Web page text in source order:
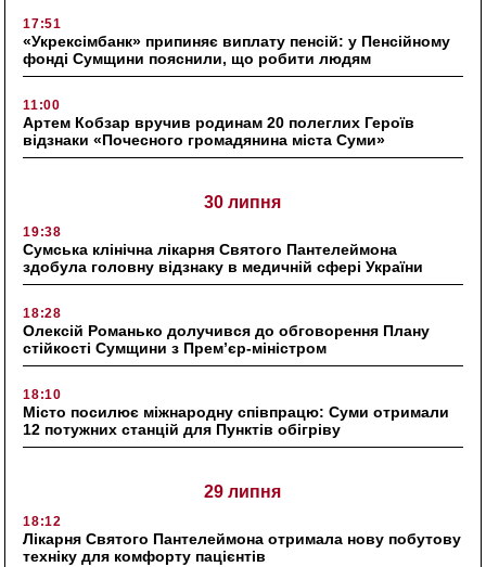
17:51
«Укрексімбанк» припиняє виплату пенсій: у Пенсійному
фонді Сумщини пояснили, що робити людям
11:00
Артем Кобзар вручив родинам 20 полеглих Героїв
відзнаки «Почесного громадянина міста Суми»
30 липня
19:38
Сумська клінічна лікарня Святого Пантелеймона
здобула головну відзнаку в медичній сфері України
18:28
Олексій Романько долучився до обговорення Плану
стійкості Сумщини з Прем’єр-міністром
18:10
Місто посилює міжнародну співпрацю: Суми отримали
12 потужних станцій для Пунктів обігріву
29 липня
18:12
Лікарня Святого Пантелеймона отримала нову побутову
техніку для комфорту пацієнтів